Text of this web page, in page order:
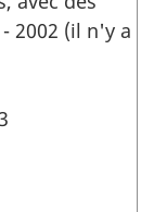
2002 (il n'y a